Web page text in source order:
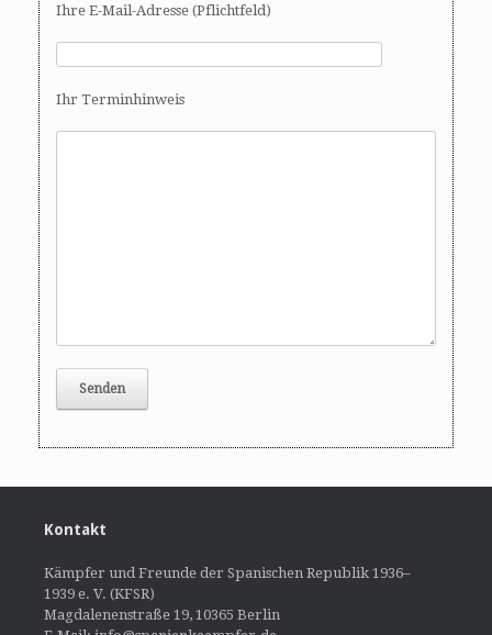
Ihre E-Mail-Adresse (Pflichtfeld)
Ihr Terminhinweis
Kontakt
Kämpfer und Freunde der Spanischen Republik 1936–
1939 e. V. (KFSR)
Magdalenenstraße 19, 10365 Berlin